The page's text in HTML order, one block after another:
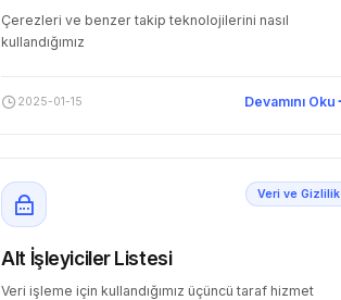
Çerezleri ve benzer takip teknolojilerini nasıl
kullandığımız
2025-01-15 Devamını Oku
Veri ve Gizlilik
Alt İşleyiciler Listesi
Veri işleme için kullandığımız üçüncü taraf hizmet